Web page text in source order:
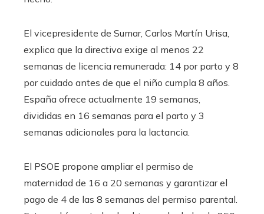
El vicepresidente de Sumar, Carlos Martín Urisa,
explica que la directiva exige al menos 22
semanas de licencia remunerada: 14 por parto y 8
por cuidado antes de que el niño cumpla 8 años.
España ofrece actualmente 19 semanas,
divididas en 16 semanas para el parto y 3
semanas adicionales para la lactancia.
El PSOE propone ampliar el permiso de
maternidad de 16 a 20 semanas y garantizar el
pago de 4 de las 8 semanas del permiso parental.